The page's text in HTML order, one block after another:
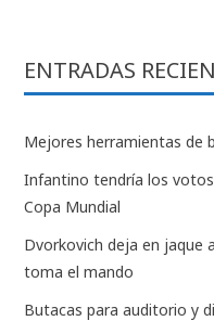
ENTRADAS
Mejores herramientas de
Infantino tendría los
Copa Mundial
Dvorkovich deja en jaque
toma el mando
Butacas para auditorio y